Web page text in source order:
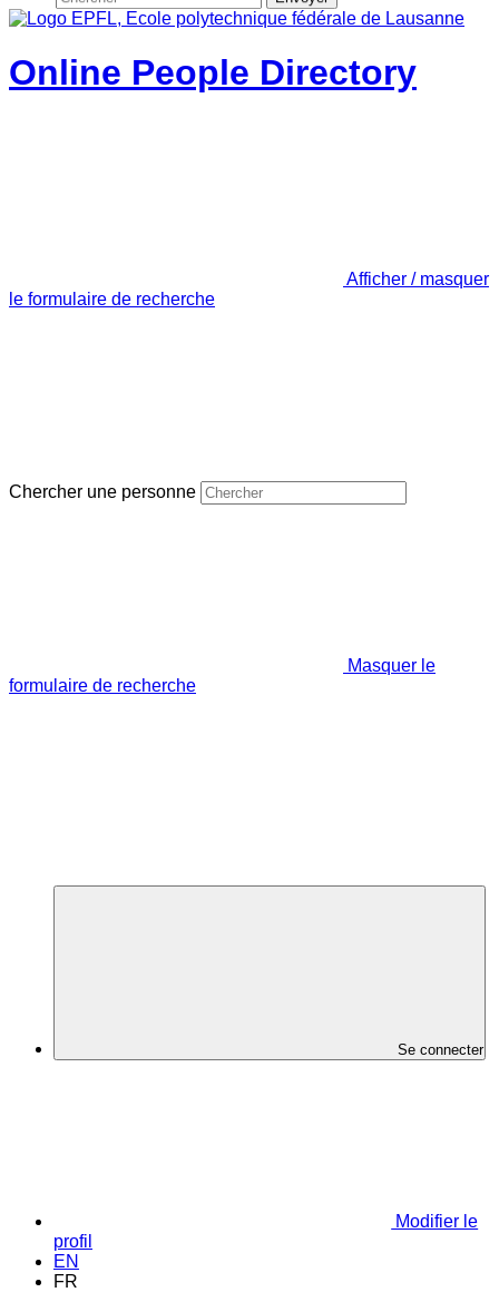
Online People Directory
Afficher / masquer
le formulaire de recherche
Chercher une personne
Masquer le
formulaire de recherche
Se connecter
Modifier le
profil
EN
FR